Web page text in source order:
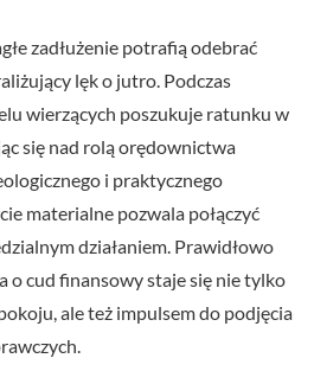
zadłużenie potrafią odebrać
lęk o jutro. Podczas
wierzących poszukuje ratunku w
się nad rolą orędownictwa
i praktycznego
materialne pozwala połączyć
działaniem. Prawidłowo
o cud finansowy staje się nie tylko
ale też impulsem do podjęcia